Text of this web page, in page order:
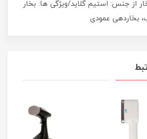
از جنس: استیم گلاید/ویژگی ها: بخار
بخاردهی عمودی